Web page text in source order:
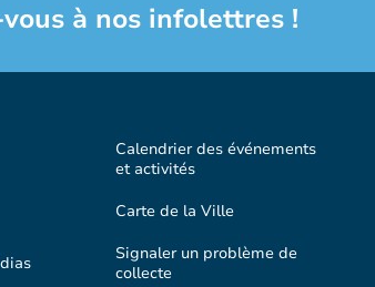
à nos infolettres !
Calendrier des événements
et activités
Carte de la Ville
Signaler un problème de
collecte